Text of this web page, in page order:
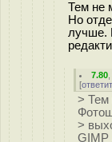
Тем не
Но
лучше.
7.80
[
> Тем
>
GIMP